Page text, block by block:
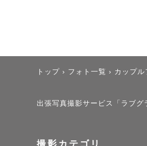
トップ › フォト一覧 › カップル
出張写真撮影サービス「ラブ
撮影カテゴリ